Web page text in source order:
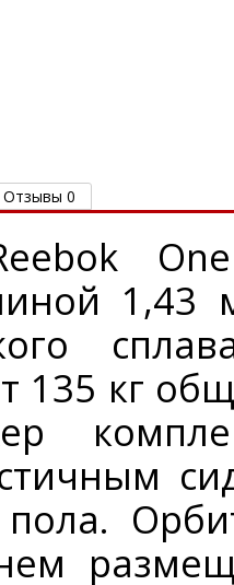
Отзывы 0
1,43
135 кг
пола.